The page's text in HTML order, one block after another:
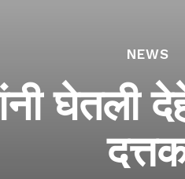
NEWS
घेतली